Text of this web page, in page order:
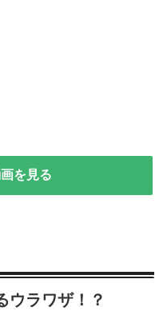
を見る
ウラワザ！？